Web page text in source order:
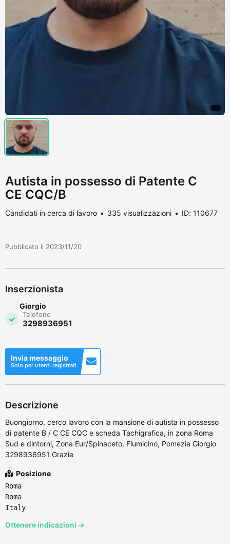
Autista in possesso di Patente C
CE CQC/B
Candidati in cerca di lavoro 335 visualizzazioni ID: 110677
Pubblicato il 2023/11/20
Inserzionista
Giorgio
Telefono
3298936951
Invia messaggio
Solo per utenti registrati
Descrizione
Buongiorno, cerco lavoro con la mansione di autista in possesso
di patente B / C CE CQC e scheda Tachigrafica, in zona Roma
Sud e dintorni, Zona Eur/Spinaceto, Fiumicino, Pomezia Giorgio
3298936951 Grazie
Posizione
Roma
Roma
Italy
Ottenere indicazioni →